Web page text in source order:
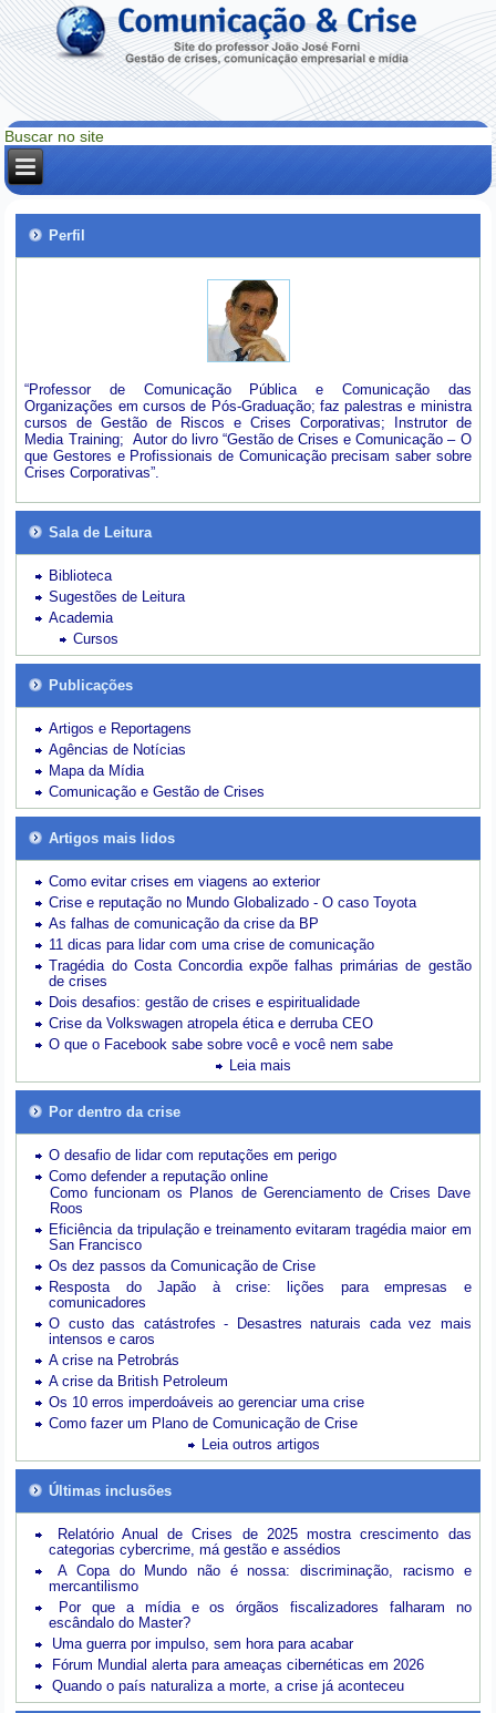
Perfil
“Professor de Comunicação Pública e Comunicação das
Organizações em cursos de Pós-Graduação; faz palestras e ministra
cursos de Gestão de Riscos e Crises Corporativas; Instrutor de
Media Training; Autor do livro “Gestão de Crises e Comunicação – O
que Gestores e Profissionais de Comunicação precisam saber sobre
Crises Corporativas”.
Sala de Leitura
Biblioteca
Sugestões de Leitura
Academia
Cursos
Publicações
Artigos e Reportagens
Agências de Notícias
Mapa da Mídia
Comunicação e Gestão de Crises
Artigos mais lidos
Como evitar crises em viagens ao exterior
Crise e reputação no Mundo Globalizado - O caso Toyota
As falhas de comunicação da crise da BP
11 dicas para lidar com uma crise de comunicação
Tragédia do Costa Concordia expõe falhas primárias de gestão
de crises
Dois desafios: gestão de crises e espiritualidade
Crise da Volkswagen atropela ética e derruba CEO
O que o Facebook sabe sobre você e você nem sabe
Leia mais
Por dentro da crise
O desafio de lidar com reputações em perigo
Como defender a reputação online
Como funcionam os Planos de Gerenciamento de Crises Dave
Roos
Eficiência da tripulação e treinamento evitaram tragédia maior em
San Francisco
Os dez passos da Comunicação de Crise
Resposta do Japão à crise: lições para empresas e
comunicadores
O custo das catástrofes -
Desastres naturais cada vez mais
intensos e caros
A crise na Petrobrás
A crise da British Petroleum
Os 10 erros imperdoáveis ao gerenciar uma crise
Como fazer um Plano de Comunicação de Crise
Leia outros artigos
Últimas inclusões
Relatório Anual de Crises de 2025 mostra crescimento das
categorias cybercrime, má gestão e assédios
A Copa do Mundo não é nossa: discriminação, racismo e
mercantilismo
Por que a mídia e os órgãos fiscalizadores falharam no
escândalo do Master?
Uma guerra por impulso, sem hora para acabar
Fórum Mundial alerta para ameaças cibernéticas em 2026
Quando o país naturaliza a morte, a crise já aconteceu